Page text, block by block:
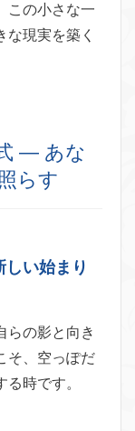
この小さな一
現実を築く
— あな
らす
い始まり
らの影と向き
そ、空っぽだ
時です。